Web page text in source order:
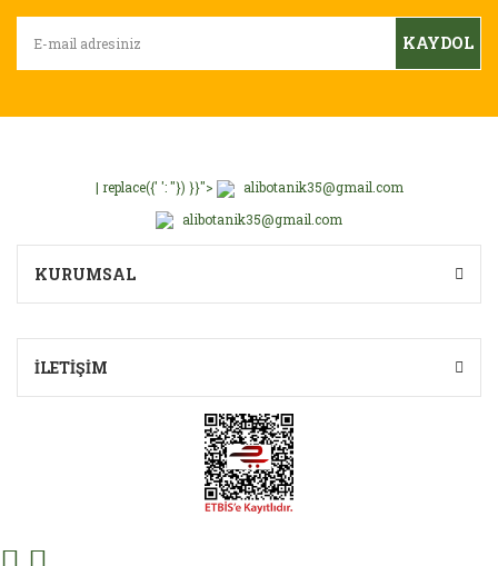
KAYDOL
| replace({' ': ''}) }}">
alibotanik35@gmail.com
alibotanik35@gmail.com
KURUMSAL
İLETİŞİM